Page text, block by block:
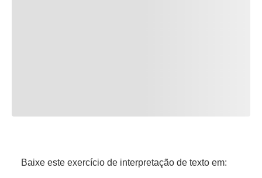
Baixe este exercício de interpretação de texto em: